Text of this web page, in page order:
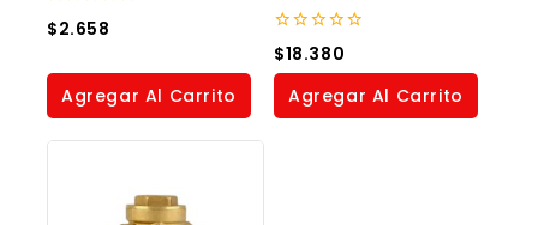
0
out
5
$2.658
Agregar Al Carrito
0
out
of
$18.380
Agregar Al Carrito